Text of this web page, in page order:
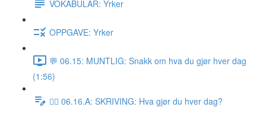
VOKABULAR: Yrker
OPPGAVE: Yrker
💬 06.15: MUNTLIG: Snakk om hva du gjør hver dag
(1:56)
✍🏼 06.16.A: SKRIVING: Hva gjør du hver dag?